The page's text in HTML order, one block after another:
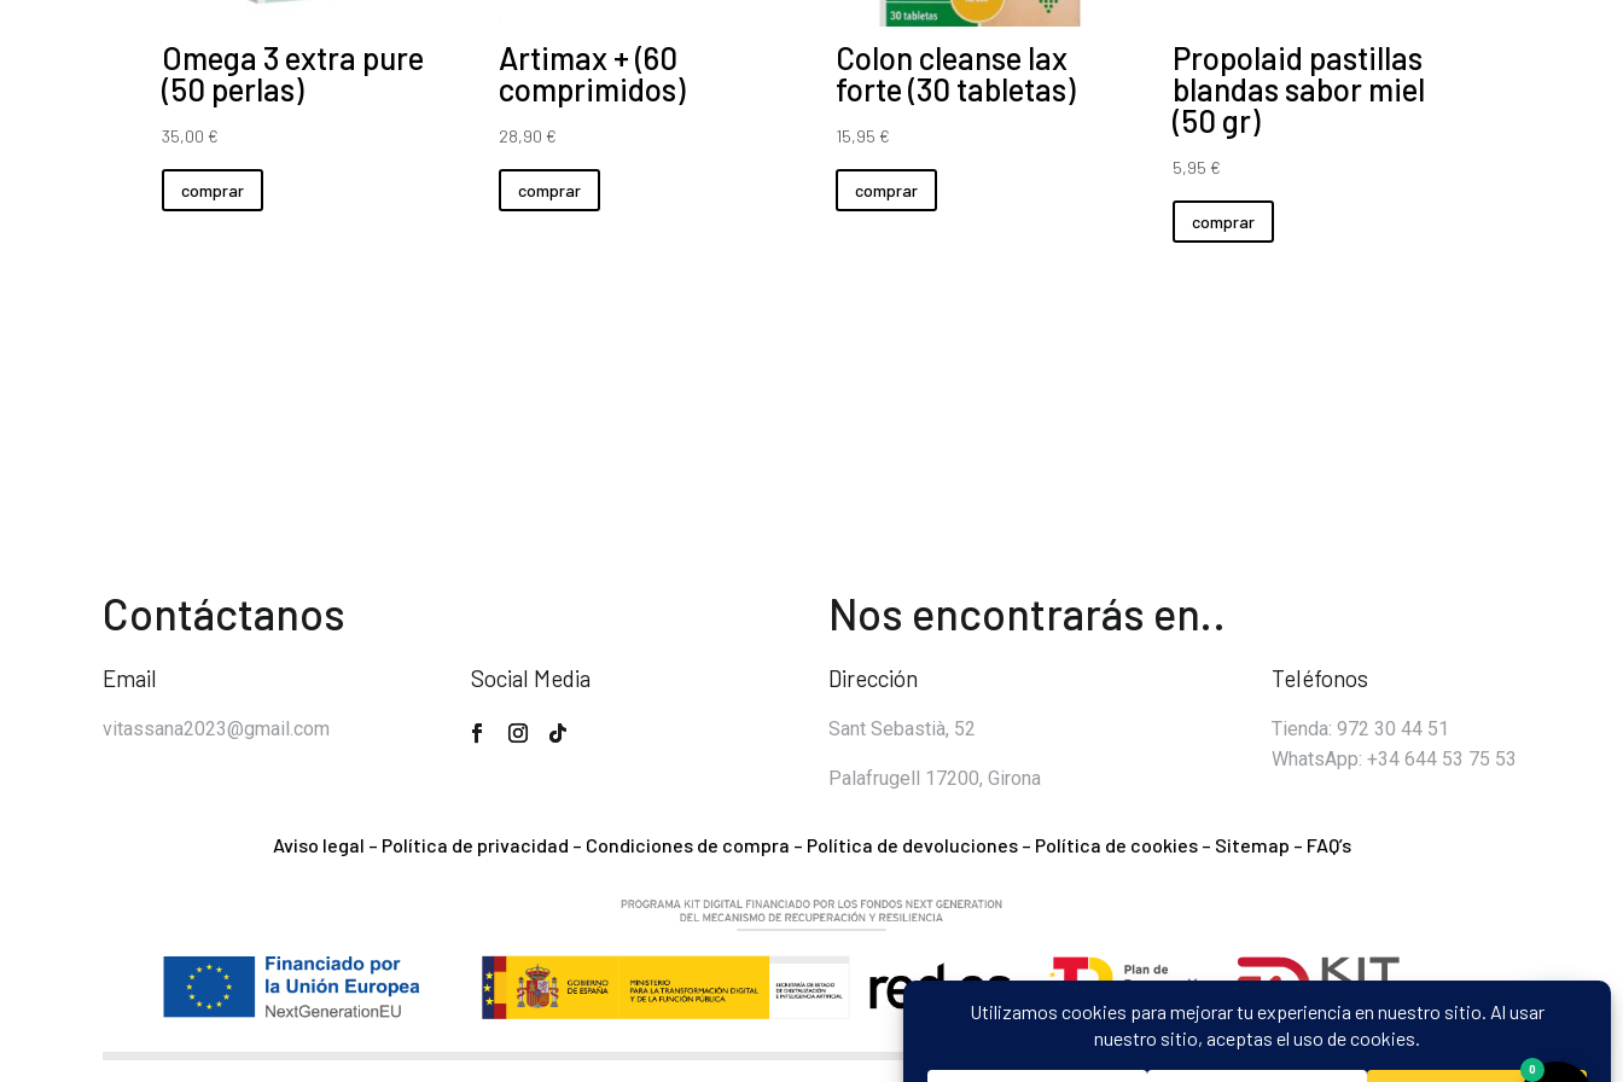
Omega 3 extra pure
(50 perlas)
35,00 €
comprar
Artimax + (60
comprimidos)
28,90 €
comprar
Colon cleanse lax
forte (30 tabletas)
15,95 €
comprar
Propolaid pastillas
blandas sabor miel
(50 gr)
5,95 €
comprar
Contáctanos
Email
vitassana2023@gmail.com
Social Media
Nos encontrarás en..
Dirección
Sant Sebastià, 52
Palafrugell 17200, Girona
Teléfonos
Tienda: 972 30 44 51
WhatsApp: +34 644 53 75 53
Aviso legal – Política de privacidad – Condiciones de compra – Política de devoluciones– Política de cookies– Sitemap – FAQ’s
0